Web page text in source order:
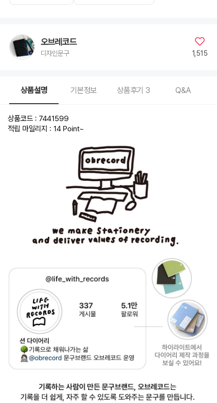
오브레코드
디자인문구 1,515
상품설명 기본정보 상품후기 3 Q&A
상품코드 : 7441599
적립 마일리지 : 14 Point~